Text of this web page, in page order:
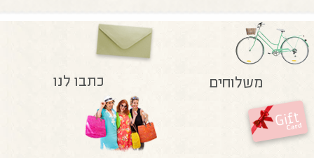
משלוחים כתבו לנו